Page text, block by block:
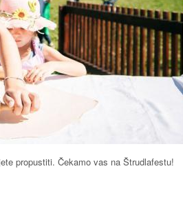
propustiti. Čekamo vas na Štrudlafestu!